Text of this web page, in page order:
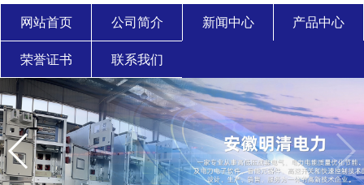
网站首页 公司简介 新闻中心 产品中心
荣誉证书 联系我们